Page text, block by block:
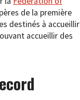
de la première
destinés à accueillir
accueillir des